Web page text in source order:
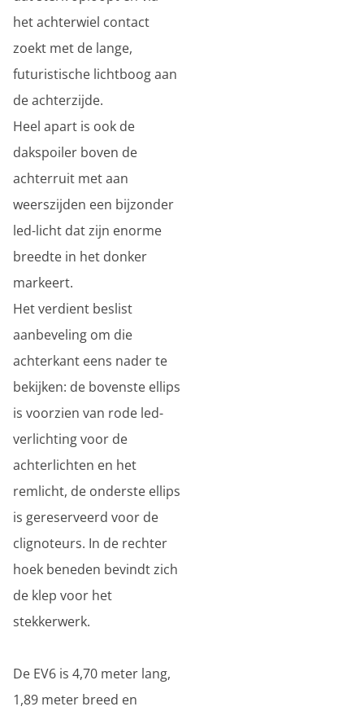
het achterwiel contact
zoekt met de lange,
futuristische lichtboog aan
de achterzijde.
Heel apart is ook de
dakspoiler boven de
achterruit met aan
weerszijden een bijzonder
led-licht dat zijn enorme
breedte in het donker
markeert.
Het verdient beslist
aanbeveling om die
achterkant eens nader te
bekijken: de bovenste ellips
is voorzien van rode led-
verlichting voor de
achterlichten en het
remlicht, de onderste ellips
is gereserveerd voor de
clignoteurs. In de rechter
hoek beneden bevindt zich
de klep voor het
stekkerwerk.
De EV6 is 4,70 meter lang,
1,89 meter breed en